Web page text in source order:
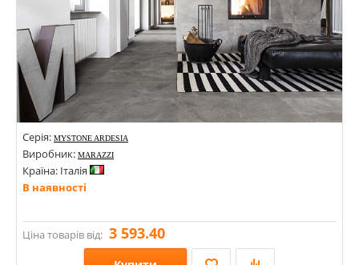
Серія: MYSTONE ARDESIA
Виробник: MARAZZI
Країна: Італія
В наявності
Ціна товарів від: 3 593.40